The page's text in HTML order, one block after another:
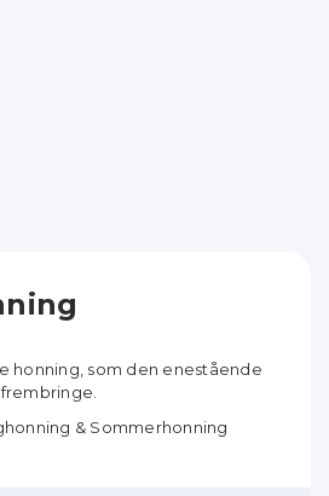
honning, som den enestående
& Sommerhonning